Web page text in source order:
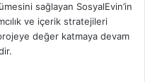
sağlayan SosyalEvin’in
ve içerik stratejileri
değer katmaya devam